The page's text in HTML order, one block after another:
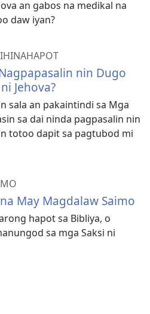
an gabos na medikal na
daw iyan?
nin Dugo
Jehova?
sala an pakaintindi sa Mga
sa dai ninda pagpasalin nin
totoo dapit sa pagtubod mi
May Magdalaw Saimo
hapot sa Bibliya, o
sa mga Saksi ni